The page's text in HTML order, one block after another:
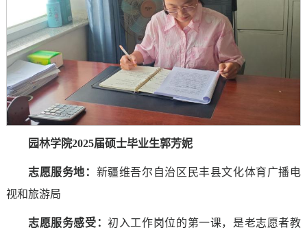
园林学院2025届硕士毕业生郭芳妮
志愿服务地： 新疆维吾尔自治区民丰县文化体育广播电
视和旅游局
志愿服务感受 ：初入工作岗位的第一课，是老志愿者教